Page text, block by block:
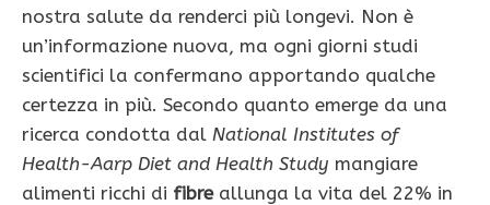
nostra salute da renderci più longevi. Non è
un’informazione nuova, ma ogni giorni studi
scientifici la confermano apportando qualche
certezza in più. Secondo quanto emerge da una
ricerca condotta dal National Institutes of
Health-Aarp Diet and Health Study mangiare
alimenti ricchi di fibreallunga la vita del 22% in